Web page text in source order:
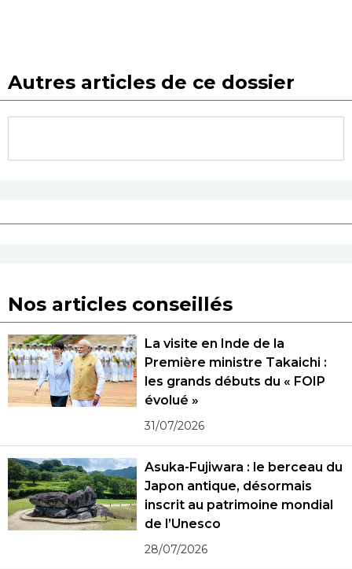
Autres articles de ce dossier
Nos articles conseillés
La visite en Inde de la
Première ministre Takaichi :
les grands débuts du « FOIP
évolué »
31/07/2026
Asuka-Fujiwara : le berceau du
Japon antique, désormais
inscrit au patrimoine mondial
de l’Unesco
28/07/2026